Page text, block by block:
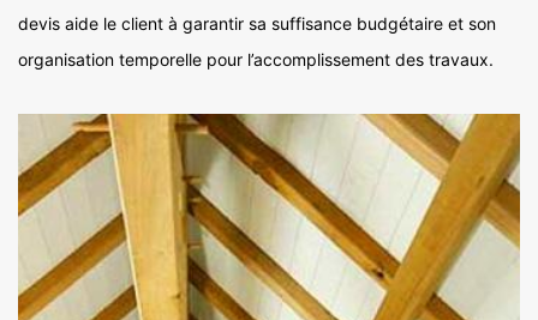
devis aide le client à garantir sa suffisance budgétaire et son
organisation temporelle pour l’accomplissement des travaux.